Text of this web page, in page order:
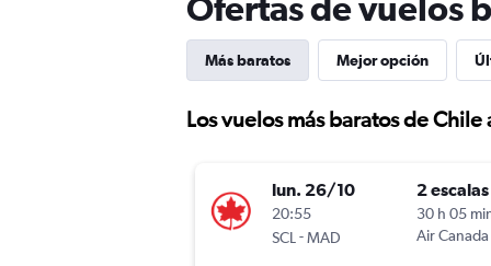
Ofertas de vuelos
Más baratos Mejor opción
Los vuelos más baratos de
lun. 26/10
20:55
SCL -MAD
2 escalas
30 h 05
Air Canada